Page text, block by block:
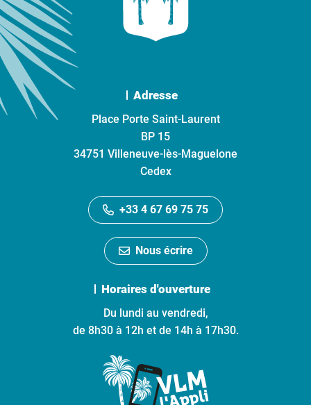
Adresse
Place Porte Saint-Laurent
BP 15
34751 Villeneuve-lès-Maguelone
Cedex
+33 4 67 69 75 75
Nous écrire
Horaires d'ouverture
Du lundi au vendredi,
de 8h30 à 12h et de 14h à 17h30.